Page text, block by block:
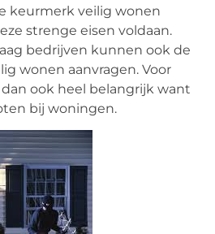
keurmerk veilig wonen
strenge eisen voldaan.
bedrijven kunnen ook de
wonen aanvragen. Voor
ook heel belangrijk want
bij woningen.